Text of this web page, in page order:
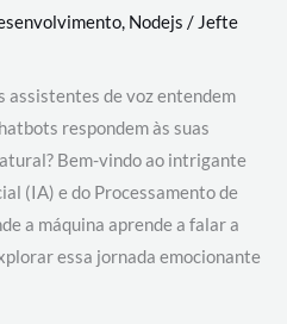
, Nodejs / Jefte
assistentes de voz entendem
respondem às suas
Bem-vindo ao intrigante
(IA) e do Processamento de
a máquina aprende a falar a
essa jornada emocionante